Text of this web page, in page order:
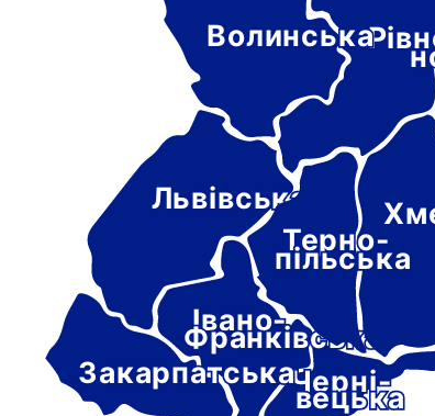
Черні-
вецька
Івано-
Франківська
Львівська
Терно-
пільська
Волинська
Закарпатська